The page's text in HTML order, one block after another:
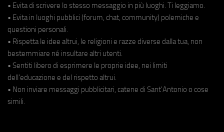
• Evita di scrivere lo stesso messaggio in più luoghi. Ti leggiamo.
• Evita in luoghi pubblici (forum, chat, community) polemiche e
questioni personali.
• Rispetta le idee altrui, le religioni e razze diverse dalla tua, non
bestemmiare né insultare altri utenti.
• Sentiti libero di esprimere le proprie idee, nei limiti
dell'educazione e del rispetto altrui.
• Non inviare messaggi pubblicitari, catene di Sant'Antonio o cose
simili.